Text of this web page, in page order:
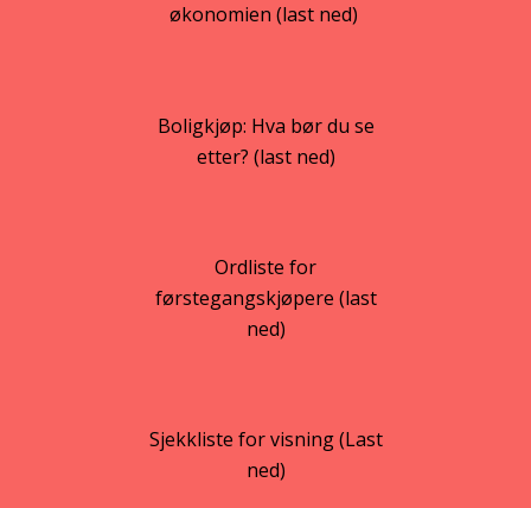
økonomien (last ned)
Boligkjøp: Hva bør du se
etter? (last ned)
Ordliste for
førstegangskjøpere (last
ned)
Sjekkliste for visning (Last
ned)